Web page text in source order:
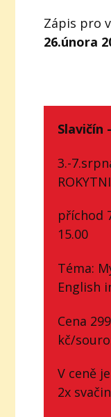
Zápis pro
26.února
Slavičín
3.-
příchod
15.00
Téma:
English
Cena
kč/
V ceně
2x